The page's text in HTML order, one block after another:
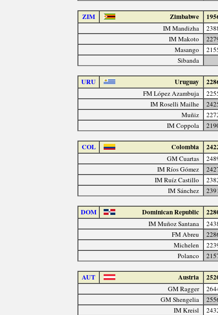
ZIM Zimbabwe
IM Mandizha
IM Makoto
Masango
Sibanda
URU Uruguay
FM López Azambuja
IM Roselli Mailhe
Muñiz
IM Coppola
COL Colombia
GM Cuartas
IM Ríos Gómez
IM Ruíz Castillo
IM Sánchez
DOM Dominican Republic
IM Muñoz Santana
FM Abreu
Michelen
Polanco
AUT Austria
GM Ragger
GM Shengelia
IM Kreisl